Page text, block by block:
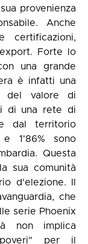
provenienza
Anche
certificazioni,
Forte lo
una grande
è infatti una
del valore di
di una rete di
dal territorio
1'86% sono
Questa
sua comunità
d'elezione. Il
che
serie Phoenix
non implica
per il